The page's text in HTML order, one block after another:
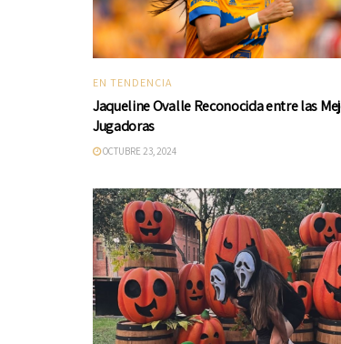
EN TENDENCIA
Jaqueline Ovalle Reconocida entre las
Jugadoras
OCTUBRE 23, 2024